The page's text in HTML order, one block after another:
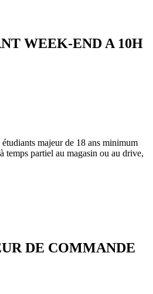
WEEK-END A 10H
majeur de 18 ans minimum
temps partiel au magasin ou au drive,
DE COMMANDE